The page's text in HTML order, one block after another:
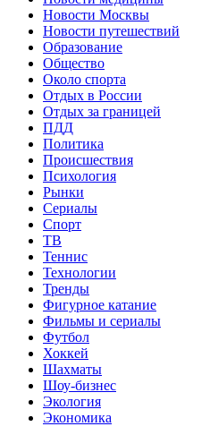
Новости Москвы
Новости путешествий
Образование
Общество
Около спорта
Отдых в России
Отдых за границей
ПДД
Политика
Происшествия
Психология
Рынки
Сериалы
Спорт
ТВ
Теннис
Технологии
Тренды
Фигурное катание
Фильмы и сериалы
Футбол
Хоккей
Шахматы
Шоу-бизнес
Экология
Экономика